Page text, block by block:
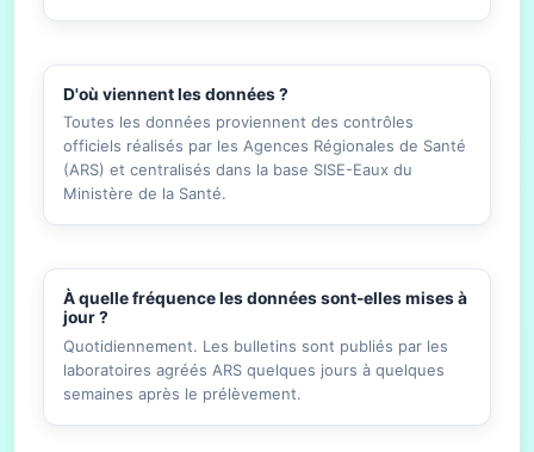
D'où viennent les données ?
Toutes les données proviennent des contrôles
officiels réalisés par les Agences Régionales de Santé
(ARS) et centralisés dans la base SISE-Eaux du
Ministère de la Santé.
À quelle fréquence les données sont-elles mises à
jour ?
Quotidiennement. Les bulletins sont publiés par les
laboratoires agréés ARS quelques jours à quelques
semaines après le prélèvement.